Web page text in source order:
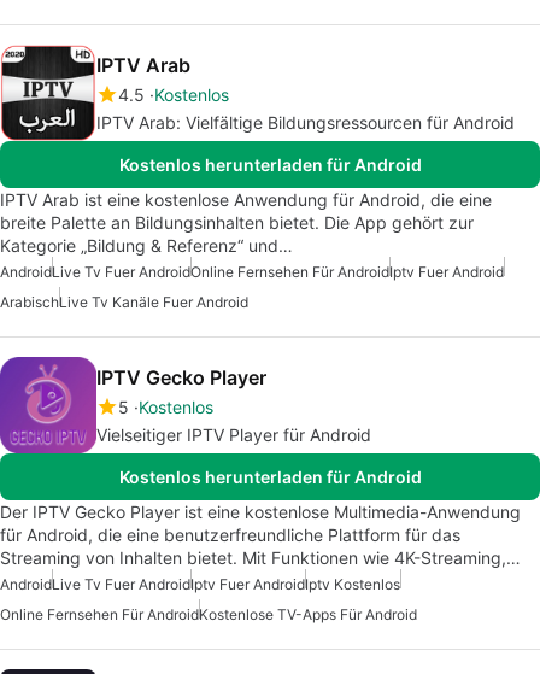
IPTV Arab
4.5 Kostenlos
IPTV Arab: Vielfältige Bildungsressourcen für Android
Kostenlos herunterladen für Android
IPTV Arab ist eine kostenlose Anwendung für Android, die eine
breite Palette an Bildungsinhalten bietet. Die App gehört zur
Kategorie „Bildung & Referenz“ und…
AndroidLive Tv Fuer AndroidOnline Fernsehen Für AndroidIptv Fuer Android
ArabischLive Tv Kanäle Fuer Android
IPTV Gecko Player
5 Kostenlos
Vielseitiger IPTV Player für Android
Kostenlos herunterladen für Android
Der IPTV Gecko Player ist eine kostenlose Multimedia-Anwendung
für Android, die eine benutzerfreundliche Plattform für das
Streaming von Inhalten bietet. Mit Funktionen wie 4K-Streaming,…
AndroidLive Tv Fuer AndroidIptv Fuer AndroidIptv Kostenlos
Online Fernsehen Für AndroidKostenlose TV-Apps Für Android